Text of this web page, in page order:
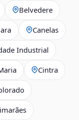
Belvedere
Canelas
Industrial
Cintra